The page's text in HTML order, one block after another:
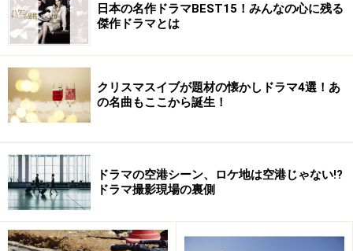
日本の名作ドラマBEST15！みんなの心に残る
傑作ドラマとは
クリスマスイブが題材の懐かしドラマ4選！あ
の名曲もここから誕生！
ドラマの空港シーン、ロケ地は空港じゃない!?
ドラマ撮影現場の裏側